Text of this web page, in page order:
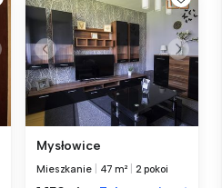
Mysłowice
Mieszkanie 47 m² 2 pokoi